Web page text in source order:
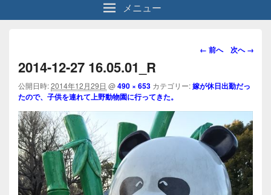
メニュー
画
ビ
ー
シ
ョ
ン
← 前へ 次へ →
2014-12-27 16.05.01_R
公開日時:2014年12月29日 @490 × 653 カテゴリー:嫁が休日出勤だっ
たので、子供を連れて上野動物園に行ってきた。